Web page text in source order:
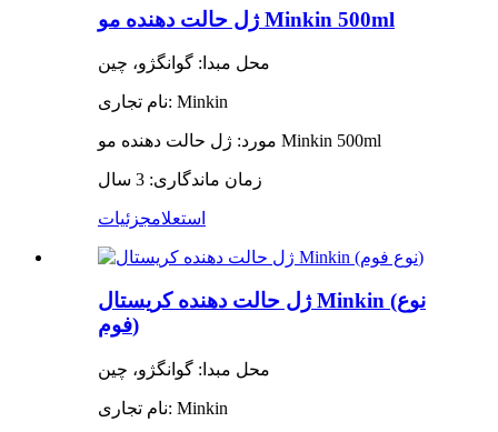
ژل حالت دهنده مو Minkin 500ml
محل مبدا: گوانگژو، چین
نام تجاری: Minkin
مورد: ژل حالت دهنده مو Minkin 500ml
زمان ماندگاری: 3 سال
استعلامجزئیات
ژل حالت دهنده کریستال Minkin (نوع
فوم)
محل مبدا: گوانگژو، چین
نام تجاری: Minkin